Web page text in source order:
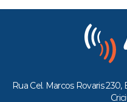
Rua Cel. Marcos Rovaris 230,